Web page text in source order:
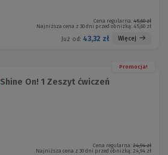
Cena regularna: 45,60 zł
Najniższa cena z 30 dni przed obniżką: 45,60 zł
Już od: 43,32 zł Więcej
Promocja!
Shine On! 1 Zeszyt ćwiczeń
Cena regularna: 24,94 zł
Najniższa cena z 30 dni przed obniżką: 24,94 zł